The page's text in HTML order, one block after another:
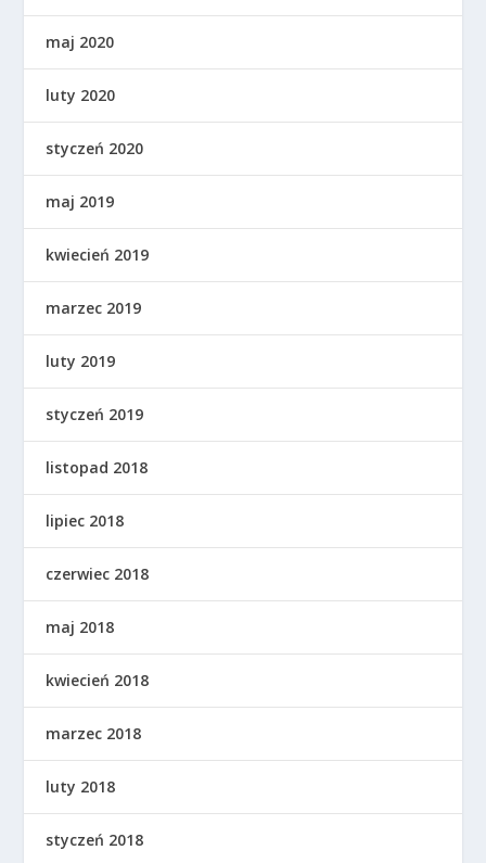
maj 2020
luty 2020
styczeń 2020
maj 2019
kwiecień 2019
marzec 2019
luty 2019
styczeń 2019
listopad 2018
lipiec 2018
czerwiec 2018
maj 2018
kwiecień 2018
marzec 2018
luty 2018
styczeń 2018